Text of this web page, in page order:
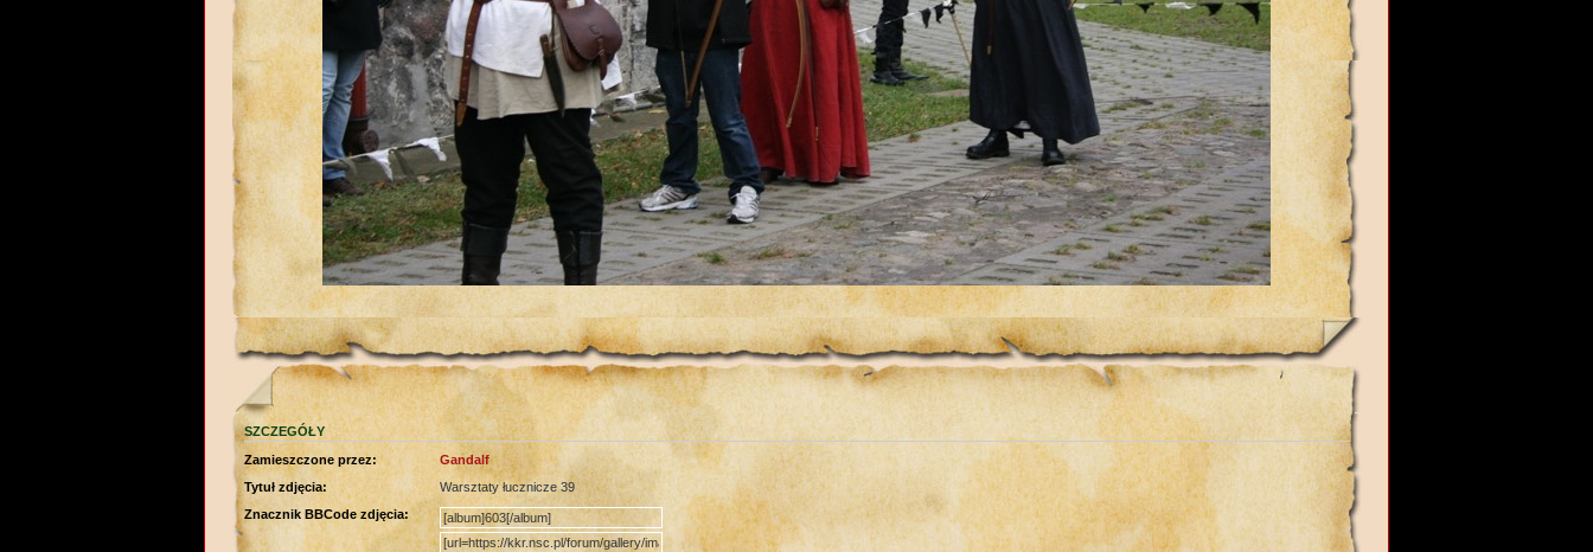
SZCZEGÓŁY
Zamieszczone przez:
Gandalf
Tytuł zdjęcia:
Warsztaty łucznicze 39
Znacznik BBCode zdjęcia: